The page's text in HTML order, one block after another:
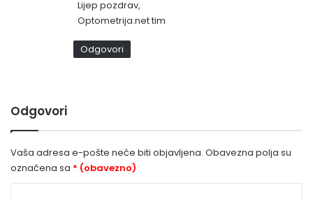
Lijep pozdrav,
Optometrija.net tim
Odgovori
Odgovori
Vaša adresa e-pošte neće biti objavljena. Obavezna polja su
označena sa * (obavezno)